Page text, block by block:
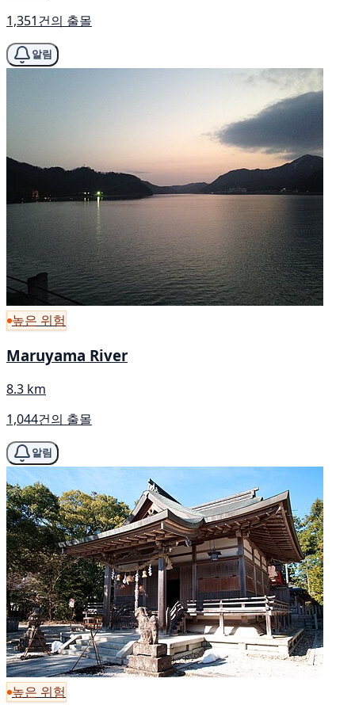
1,351건의 출몰
알림
높은 위험
Maruyama River
8.3 km
1,044건의 출몰
알림
높은 위험